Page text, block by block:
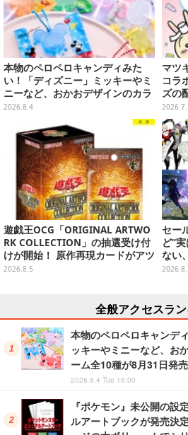
本物のペロペロキャンディみた
い！「ディズニー」ミッキーやミ
ニーなど、おかおデザインのカラ
フルチャーム全10種が8月31日発
2026.8.4
マツ
コラ
ズの
ッピ
り沢
遊戯王OCG「ORIGINAL ARTWO
RK COLLECTION」の抽選受け付
けが開始！ 原作再現カードがアツ
いスペシャルパック
2026.8.5
セー
ど“
ない
全般アクセスラ
本物のペロペロキャンデ
ッキーやミニーなど、お
ーム全10種が8月31日発売
2026.8.4 Tue 16:00
『ポケモン』未公開の設
ルアートブックが発売決